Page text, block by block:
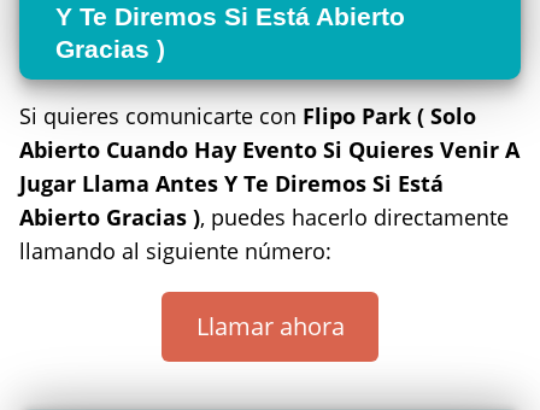
Y Te Diremos Si Está Abierto
Gracias )
Si quieres comunicarte con Flipo Park ( Solo
Abierto Cuando Hay Evento Si Quieres Venir A
Jugar Llama Antes Y Te Diremos Si Está
Abierto Gracias ), puedes hacerlo directamente
llamando al siguiente número:
Llamar ahora